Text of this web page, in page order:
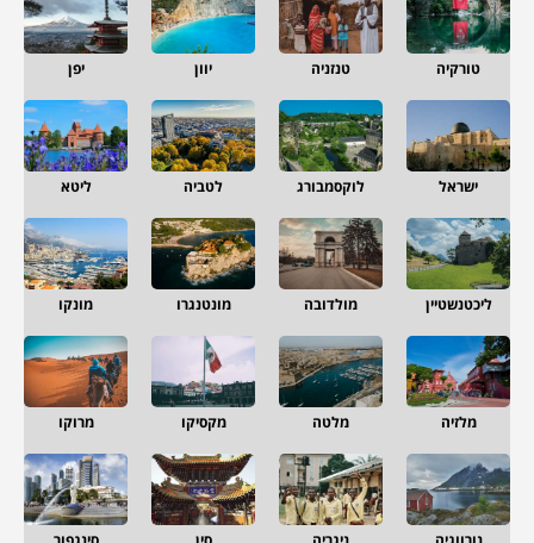
טורקיה טנזניה יוון יפן
ישראל לוקסמבורג לטביה ליטא
ליכטנשטיין מולדובה מונטנגרו מונקו
מלזיה מלטה מקסיקו מרוקו